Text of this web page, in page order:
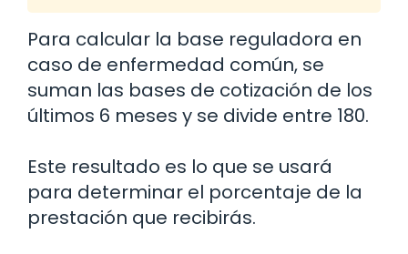
Para calcular la base reguladora en
caso de enfermedad común, se
suman las bases de cotización de los
últimos 6 meses y se divide entre 180.
Este resultado es lo que se usará
para determinar el porcentaje de la
prestación que recibirás.